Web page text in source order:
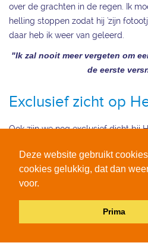
Deze website gebruikt
cookies gelukkig, dat dan
voor.
Prima
over de grachten in de regen. Ik
helling stoppen zodat hij 'zijn
daar heb ik weer van geleerd.
"Ik zal nooit meer vergeten om
de eerste
Exclusief zicht op
Ook zijn we nog exclusief dicht bij
Hanneke per ongeluk een
Het was een hele gezellige en
maar we hebben veel geleerd in
wel voor mezelf concluderen dat
mag afrijden in ons vertrouwde,